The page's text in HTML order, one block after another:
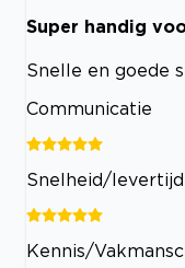
Super handig
Snelle en goede
Communicatie
Snelheid/levertijd
Kennis/